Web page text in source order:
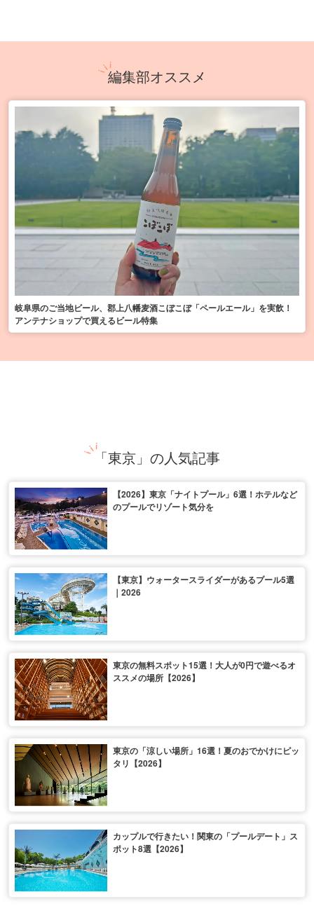
編集部オススメ
岐阜県のご当地ビール、郡上八幡麦酒こぼこぼ「ペールエール」を実飲！
アンテナショップで買えるビール特集
「東京」の人気記事
【2026】東京「ナイトプール」6選！ホテルなど
のプールでリゾート気分を
【東京】ウォータースライダーがあるプール5選
｜2026
東京の無料スポット15選！大人が0円で遊べるオ
ススメの場所【2026】
東京の「涼しい場所」16選！夏のおでかけにピッ
タリ【2026】
カップルで行きたい！関東の「プールデート」ス
ポット8選【2026】